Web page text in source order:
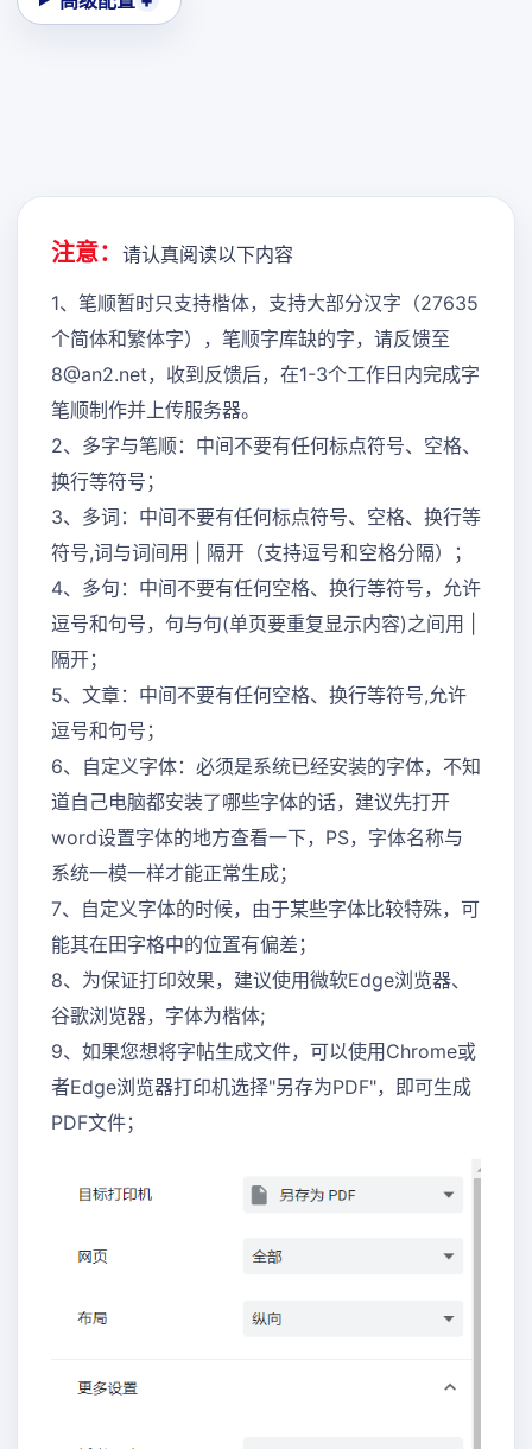
注意： 请认真阅读以下内容
1、笔顺暂时只支持楷体，支持大部分汉字（27635
个简体和繁体字），笔顺字库缺的字，请反馈至
8@an2.net，收到反馈后，在1-3个工作日内完成字
笔顺制作并上传服务器。
2、多字与笔顺：中间不要有任何标点符号、空格、
换行等符号；
3、多词：中间不要有任何标点符号、空格、换行等
符号,词与词间用 | 隔开（支持逗号和空格分隔）；
4、多句：中间不要有任何空格、换行等符号，允许
逗号和句号，句与句(单页要重复显示内容)之间用 |
隔开；
5、文章：中间不要有任何空格、换行等符号,允许
逗号和句号；
6、自定义字体：必须是系统已经安装的字体，不知
道自己电脑都安装了哪些字体的话，建议先打开
word设置字体的地方查看一下，PS，字体名称与
系统一模一样才能正常生成；
7、自定义字体的时候，由于某些字体比较特殊，可
能其在田字格中的位置有偏差；
8、为保证打印效果，建议使用微软Edge浏览器、
谷歌浏览器，字体为楷体;
9、如果您想将字帖生成文件，可以使用Chrome或
者Edge浏览器打印机选择"另存为PDF"，即可生成
PDF文件；